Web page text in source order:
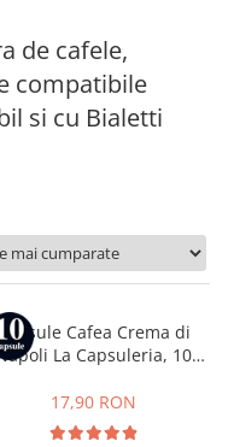
de cafele,
compatibile
si cu Bialetti
Capsule Cafea Crema di
La Capsuleria, 10
Bialetti
17,90 RON